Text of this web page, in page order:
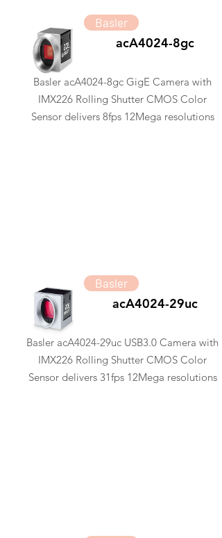
Basler
acA4024-8gc
Basler acA4024-8gc GigE Camera with
IMX226 Rolling Shutter CMOS Color
Sensor delivers 8fps 12Mega resolutions
Basler
acA4024-29uc
Basler acA4024-29uc USB3.0 Camera with
IMX226 Rolling Shutter CMOS Color
Sensor delivers 31fps 12Mega resolutions